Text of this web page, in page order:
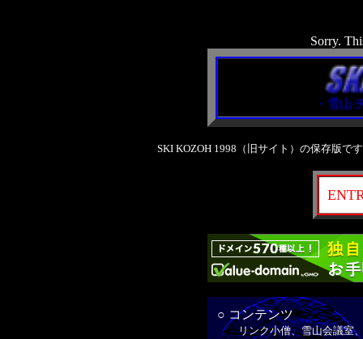
Sorry.
雪山会議室・
SKI KOZOH 1998（旧サイト）の保存版で
○ コンテンツ
リンク小僧、雪山会議室、